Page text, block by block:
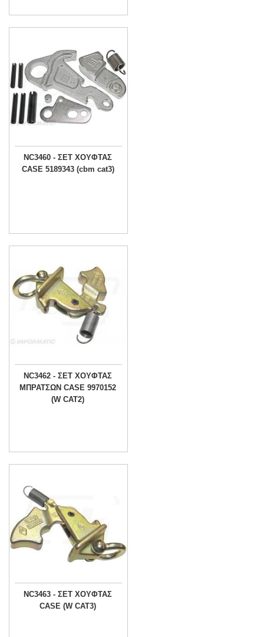
NC3460 - ΣΕΤ ΧΟΥΦΤΑΣ
CASE 5189343 (cbm cat3)
NC3462 - ΣΕΤ ΧΟΥΦΤΑΣ
ΜΠΡΑΤΣΩΝ CASE 9970152
(W CAT2)
NC3463 - ΣΕΤ ΧΟΥΦΤΑΣ
CASE (W CAT3)